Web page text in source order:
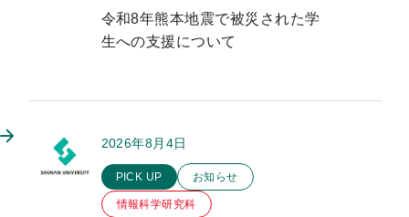
令和8年熊本地震で被災された学
生への支援について
2026年8月4日
このお知らせのカテゴリー
PICK UP お知らせ
情報科学研究科